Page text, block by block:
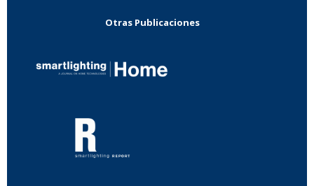
Otras Publicaciones